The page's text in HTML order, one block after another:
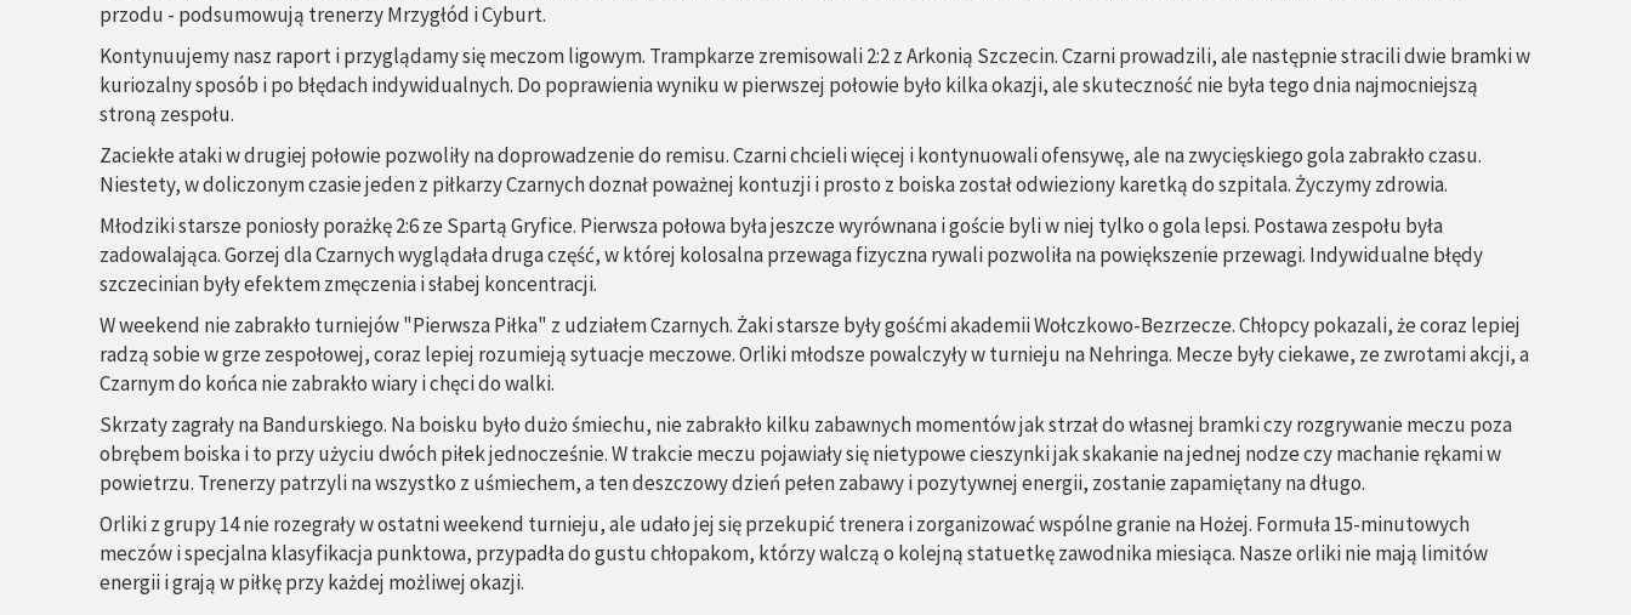
przodu - podsumowują trenerzy Mrzygłód i Cyburt.
Kontynuujemy nasz raport i przyglądamy się meczom ligowym. Trampkarze zremisowali 2:2 z Arkonią Szczecin. Czarni prowadzili, ale następnie stracili dwie bramki w
kuriozalny sposób i po błędach indywidualnych. Do poprawienia wyniku w pierwszej połowie było kilka okazji, ale skuteczność nie była tego dnia najmocniejszą
stroną zespołu.
Zaciekłe ataki w drugiej połowie pozwoliły na doprowadzenie do remisu. Czarni chcieli więcej i kontynuowali ofensywę, ale na zwycięskiego gola zabrakło czasu.
Niestety, w doliczonym czasie jeden z piłkarzy Czarnych doznał poważnej kontuzji i prosto z boiska został odwieziony karetką do szpitala. Życzymy zdrowia.
Młodziki starsze poniosły porażkę 2:6 ze Spartą Gryfice. Pierwsza połowa była jeszcze wyrównana i goście byli w niej tylko o gola lepsi. Postawa zespołu była
zadowalająca. Gorzej dla Czarnych wyglądała druga część, w której kolosalna przewaga fizyczna rywali pozwoliła na powiększenie przewagi. Indywidualne błędy
szczecinian były efektem zmęczenia i słabej koncentracji.
W weekend nie zabrakło turniejów "Pierwsza Piłka" z udziałem Czarnych. Żaki starsze były gośćmi akademii Wołczkowo-Bezrzecze. Chłopcy pokazali, że coraz lepiej
radzą sobie w grze zespołowej, coraz lepiej rozumieją sytuacje meczowe. Orliki młodsze powalczyły w turnieju na Nehringa. Mecze były ciekawe, ze zwrotami akcji, a
Czarnym do końca nie zabrakło wiary i chęci do walki.
Skrzaty zagrały na Bandurskiego. Na boisku było dużo śmiechu, nie zabrakło kilku zabawnych momentów jak strzał do własnej bramki czy rozgrywanie meczu poza
obrębem boiska i to przy użyciu dwóch piłek jednocześnie. W trakcie meczu pojawiały się nietypowe cieszynki jak skakanie na jednej nodze czy machanie rękami w
powietrzu. Trenerzy patrzyli na wszystko z uśmiechem, a ten deszczowy dzień pełen zabawy i pozytywnej energii, zostanie zapamiętany na długo.
Orliki z grupy 14 nie rozegrały w ostatni weekend turnieju, ale udało jej się przekupić trenera i zorganizować wspólne granie na Hożej. Formuła 15-minutowych
meczów i specjalna klasyfikacja punktowa, przypadła do gustu chłopakom, którzy walczą o kolejną statuetkę zawodnika miesiąca. Nasze orliki nie mają limitów
energii i grają w piłkę przy każdej możliwej okazji.